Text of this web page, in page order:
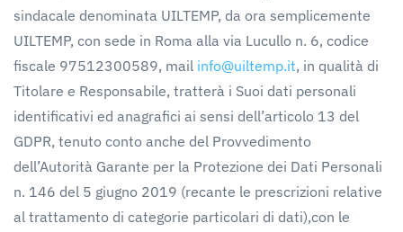
sindacale denominata UILTEMP, da ora semplicemente
UILTEMP, con sede in Roma alla via Lucullo n. 6, codice
fiscale 97512300589, mail info@uiltemp.it, in qualità di
Titolare e Responsabile, tratterà i Suoi dati personali
identificativi ed anagrafici ai sensi dell’articolo 13 del
GDPR, tenuto conto anche del Provvedimento
dell’Autorità Garante per la Protezione dei Dati Personali
n. 146 del 5 giugno 2019 (recante le prescrizioni relative
al trattamento di categorie particolari di dati),con le